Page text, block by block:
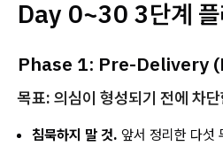
Day 0~30 3단계 플
Phase 1: Pre-Delivery
목표: 의심이 형성되기 전에 차
침묵하지 말 것. 앞서 정리한 다섯